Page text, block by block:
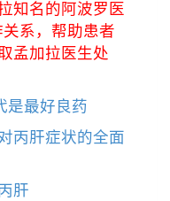
知名的阿波罗医
系，帮助患者
孟加拉医生处
是最好良药
丙肝症状的全面
肝